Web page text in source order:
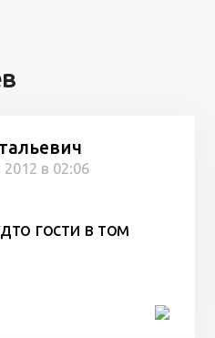
в 02:06
гости в том